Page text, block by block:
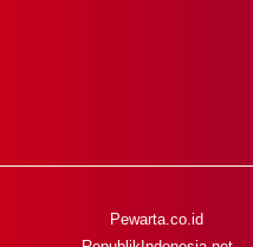
Pewarta.co.id